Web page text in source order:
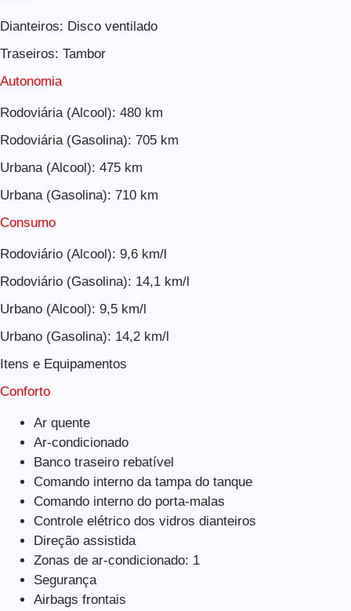
Dianteiros: Disco ventilado
Traseiros: Tambor
Autonomia
Rodoviária (Alcool): 480 km
Rodoviária (Gasolina): 705 km
Urbana (Alcool): 475 km
Urbana (Gasolina): 710 km
Consumo
Rodoviário (Alcool): 9,6 km/l
Rodoviário (Gasolina): 14,1 km/l
Urbano (Alcool): 9,5 km/l
Urbano (Gasolina): 14,2 km/l
Itens e Equipamentos
Conforto
Ar quente
Ar-condicionado
Banco traseiro rebatível
Comando interno da tampa do tanque
Comando interno do porta-malas
Controle elétrico dos vidros dianteiros
Direção assistida
Zonas de ar-condicionado: 1
Segurança
Airbags frontais